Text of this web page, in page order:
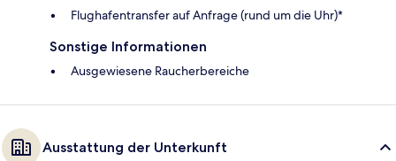
Flughafentransfer auf Anfrage (rund um die Uhr)*
Sonstige Informationen
Ausgewiesene Raucherbereiche
Ausstattung der Unterkunft